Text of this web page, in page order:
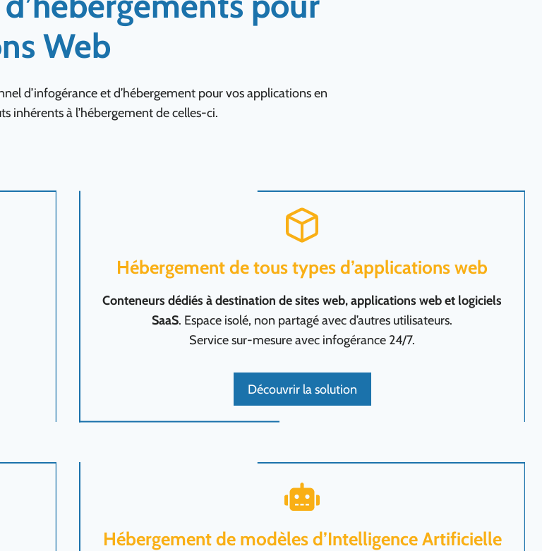
Web
d’infogérance et d’hébergement pour vos applications en
inhérents à l’hébergement de celles-ci.
Hébergement de tous types d’applications web
Conteneurs dédiés à destination de sites web, applications web et logiciels
SaaS. Espace isolé, non partagé avec d’autres utilisateurs.
Service sur-mesure avec infogérance 24/7.
Découvrir la solution
Hébergement de modèles d’Intelligence Artificielle